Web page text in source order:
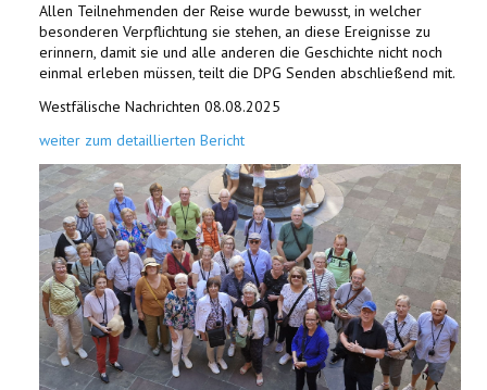
Allen Teilnehmenden der Reise wurde bewusst, in welcher
besonderen Verpflichtung sie stehen, an diese Ereignisse zu
erinnern, damit sie und alle anderen die Geschichte nicht noch
einmal erleben müssen, teilt die DPG Senden abschließend mit.
Westfälische Nachrichten 08.08.2025
weiter zum detaillierten Bericht